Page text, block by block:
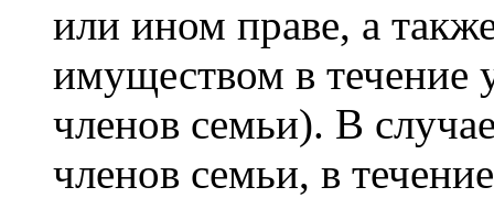
или ином праве, а
имуществом в течение
членов семьи). В
членов семьи, в